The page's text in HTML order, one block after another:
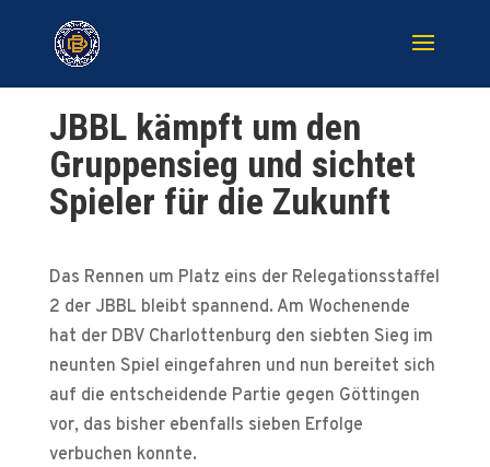
JBBL kämpft um den
Gruppensieg und sichtet
Spieler für die Zukunft
Das Rennen um Platz eins der Relegationsstaffel
2 der JBBL bleibt spannend. Am Wochenende
hat der DBV Charlottenburg den siebten Sieg im
neunten Spiel eingefahren und nun bereitet sich
auf die entscheidende Partie gegen Göttingen
vor, das bisher ebenfalls sieben Erfolge
verbuchen konnte.